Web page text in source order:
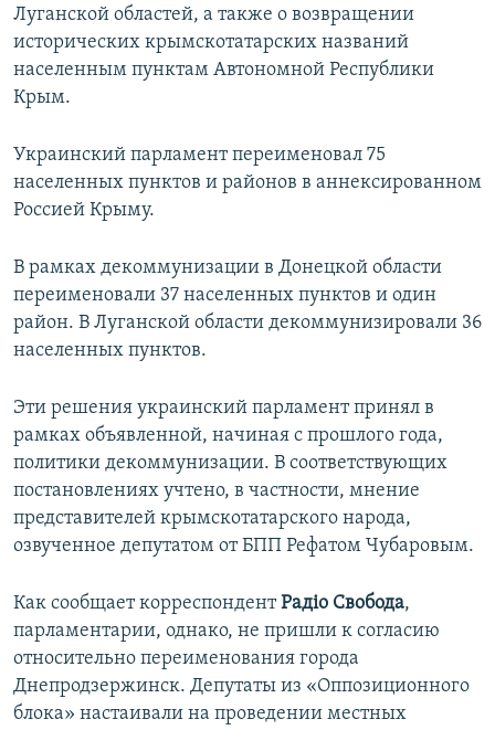
Луганской областей, а также о возвращении
исторических крымскотатарских названий
населенным пунктам Автономной Республики
Крым.
Украинский парламент переименовал 75
населенных пунктов и районов в аннексированном
Россией Крыму.
В рамках декоммунизации в Донецкой области
переименовали 37 населенных пунктов и один
район. В Луганской области декоммунизировали 36
населенных пунктов.
Эти решения украинский парламент принял в
рамках объявленной, начиная с прошлого года,
политики декоммунизации. В соответствующих
постановлениях учтено, в частности, мнение
представителей крымскотатарского народа,
озвученное депутатом от БПП Рефатом Чубаровым.
Как сообщает корреспондентРадіо Свобода,
парламентарии, однако, не пришли к согласию
относительно переименования города
Днепродзержинск. Депутаты из «Оппозиционного
блока» настаивали на проведении местных